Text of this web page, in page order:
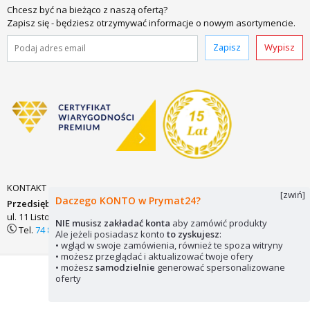
Chcesz być na bieżąco z naszą ofertą?
Zapisz się - będziesz otrzymywać informacje o nowym asortymencie.
Zapisz
Wypisz
KONTAKT
Przedsiębiorstwo Zaopatrzenia Technicznego PRYMAT Sp.j.
ul. 11 Listopada 7
58-200 DZIERŻONIÓW
biuro@prymat24.pl
Tel. 74 831 18 82lubkom.694 486 552
Mapa strony Pliki cookie
© 2026 Prymat24
Daczego KONTO w Prymat24?
NIE musisz zakładać konta aby zamówić produkty
Ale jeżeli posiadasz konto to zyskujesz:
• wgląd w swoje zamówienia, również te spoza witryny
• możesz przeglądać i aktualizować twoje ofery
• możesz samodzielnie generować spersonalizowane
oferty
[zwiń]